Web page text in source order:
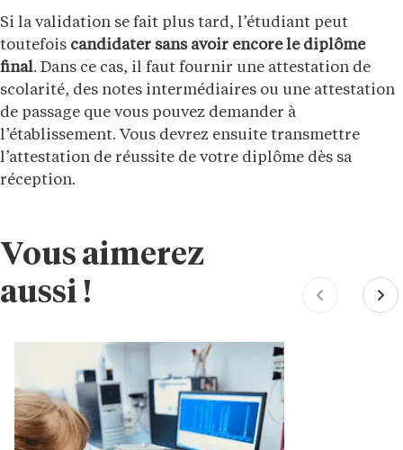
Si la validation se fait plus tard, l’étudiant peut
toutefois candidater sans avoir encore le diplôme
final. Dans ce cas, il faut fournir une attestation de
scolarité, des notes intermédiaires ou une attestation
de passage que vous pouvez demander à
l’établissement. Vous devrez ensuite transmettre
l’attestation de réussite de votre diplôme dès sa
réception.
Vous aimerez
aussi !